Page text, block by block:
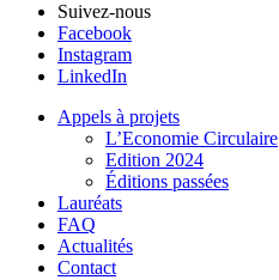
Suivez-nous
Facebook
Instagram
LinkedIn
Appels à projets
L’Economie Circulaire
Edition 2024
Éditions passées
Lauréats
FAQ
Actualités
Contact